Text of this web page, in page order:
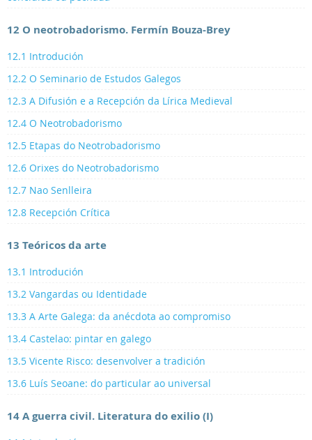
12 O neotrobadorismo. Fermín Bouza-Brey
12.1 Introdución
12.2 O Seminario de Estudos Galegos
12.3 A Difusión e a Recepción da Lírica Medieval
12.4 O Neotrobadorismo
12.5 Etapas do Neotrobadorismo
12.6 Orixes do Neotrobadorismo
12.7 Nao Senlleira
12.8 Recepción Crítica
13 Teóricos da arte
13.1 Introdución
13.2 Vangardas ou Identidade
13.3 A Arte Galega: da anécdota ao compromiso
13.4 Castelao: pintar en galego
13.5 Vicente Risco: desenvolver a tradición
13.6 Luís Seoane: do particular ao universal
14 A guerra civil. Literatura do exilio (I)